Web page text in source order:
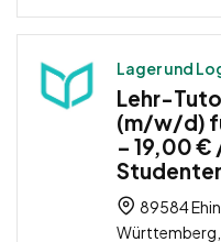
Lager und
Lehr-
(m/w/d)
– 19,00 €
89584